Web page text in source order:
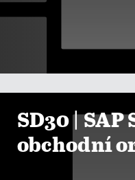

SD30 | SAP
obchodní